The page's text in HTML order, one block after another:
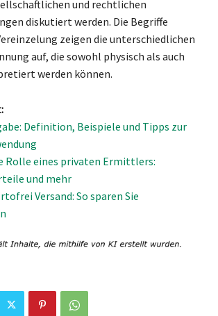
und rechtlichen
diskutiert werden. Die Begriffe
zeigen die unterschiedlichen
auf, die sowohl physisch als auch
werden können.
Definition, Beispiele und Tipps zur
Rolle eines privaten Ermittlers:
und mehr
Versand: So sparen Sie